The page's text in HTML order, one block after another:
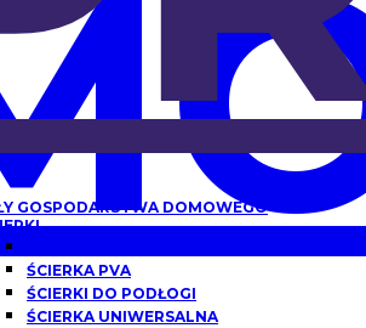
GOSPODARSTWA DOMOWEGO
ŚCIERKA PVA
ŚCIERKI DO PODŁOGI
ŚCIERKA UNIWERSALNA